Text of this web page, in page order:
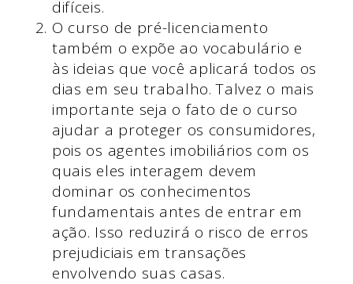
difíceis.
O curso de pré-licenciamento
também o expõe ao vocabulário e
às ideias que você aplicará todos os
dias em seu trabalho. Talvez o mais
importante seja o fato de o curso
ajudar a proteger os consumidores,
pois os agentes imobiliários com os
quais eles interagem devem
dominar os conhecimentos
fundamentais antes de entrar em
ação. Isso reduzirá o risco de erros
prejudiciais em transações
envolvendo suas casas.